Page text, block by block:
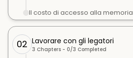
Il costo di accesso alla
02 Lavorare con gli legatori
3 Chapters - 0/3 Completed